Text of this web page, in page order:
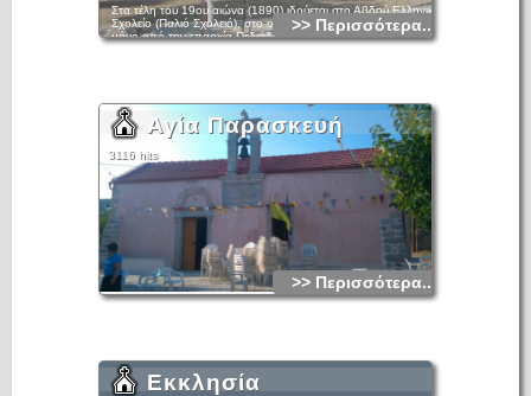
Στα τέλη του 19ου αιώνα (1890) ιδρύεται στο Αβδού Ελληνικό
Σχολείο (Παλιό Σχολειό), στο οποίο φοίτησαν μαθητές όχι
μόνο από την επαρχία Πεδιάδας, αλλά και από ολόκληρο το
ανθρώπων που δέσποσαν στην πολιτική, κοινωνική και
οικονομική ζωή του τόπου.
>> Περισσότερα...
Αγία Παρασκευή
3116 hits
>> Περισσότερα...
Εκκλησία